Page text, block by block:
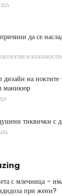
да се
И
дизайн на
маникюр
тиквички с
с млечница -
при жени?